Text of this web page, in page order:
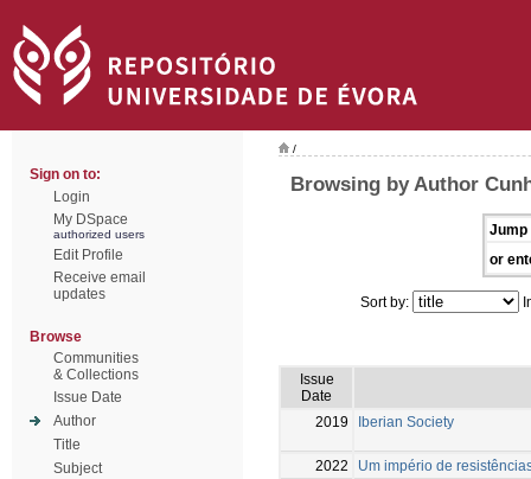
Sign on to:
Login
My DSpace
authorized users
Edit Profile
Receive email
updates
Browse
Communities
& Collections
Issue Date
Author
Title
Subject
/
Browsing by Author
Jump
or
Sort by:
Issue
Date
2019
Iberian Society
2022
Um império de